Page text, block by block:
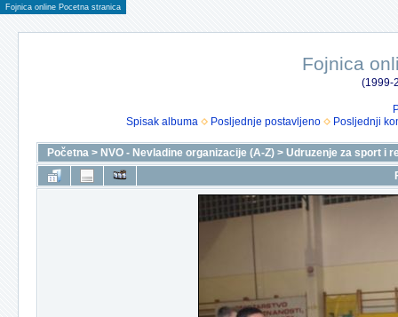
Fojnica online Pocetna stranica
Fojnica
(1999-
Spisak albuma
Posljednje postavljeno Posljednji
Početna > NVO - Nevladine organizacije (A-Z) > Udruzenje za sport i